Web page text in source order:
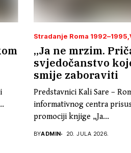
Stradanje Roma 1992–1995
„Ja ne mrzim.
svjedočanstvo
smije zaboraviti
Predstavnici Kali Sare –
informativnog centra
promociji knjige „Ja...
BYADMIN 20. JULA 2026.